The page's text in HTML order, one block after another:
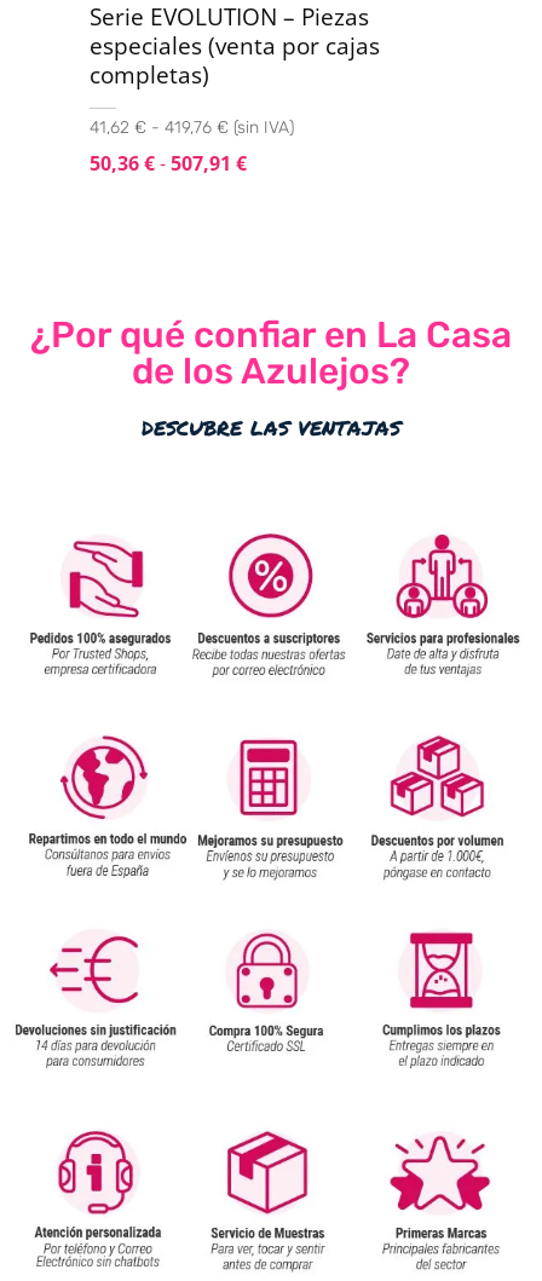
Serie EVOLUTION – Piezas
especiales (venta por cajas
completas)
41,62 € - 419,76 € (sin IVA)
50,36€-507,91 €
¿Por qué confiar en La Casa
de los Azulejos?
descubre las ventajas